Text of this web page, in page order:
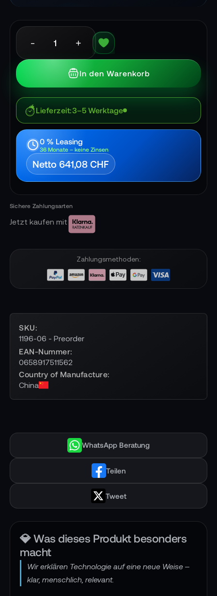
- +
In den Warenkorb
Lieferzeit 3–5 Werktage
0 % Leasing
36 Monate – keine Zinsen
Netto 641,08 CHF
Jetzt kaufen mit
Zahlungsmethoden:
SKU
1196-06 - Preorder
EAN-Nummer
0658917511562
Country of Manufacture
China
WhatsApp Beratung
Teilen
Tweet
💎 Was dieses Produkt besonders
macht
Wir erklären Technologie auf eine neue Weise –
klar, menschlich, relevant.